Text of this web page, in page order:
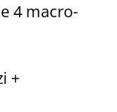
4 macro-
+